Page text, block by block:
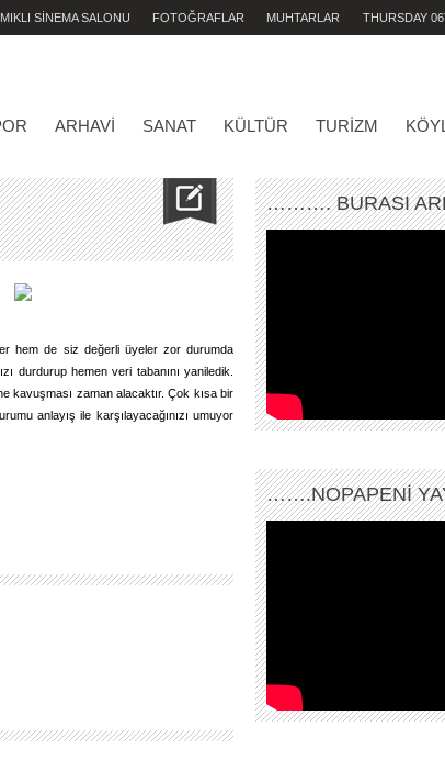
SİNEMA SALONU FOTOĞRAFLAR MUHTARLAR THURSDAY
ARHAVI SANAT KÜLTÜR TURIZM
hem de siz değerli üyeler zor durumda
durdurup hemen veri tabanını yaniledik.
kavuşması zaman alacaktır. Çok kısa bir
anlayış ile karşılayacağınızı umuyor
………. BURASI
…….NOPAPENİ